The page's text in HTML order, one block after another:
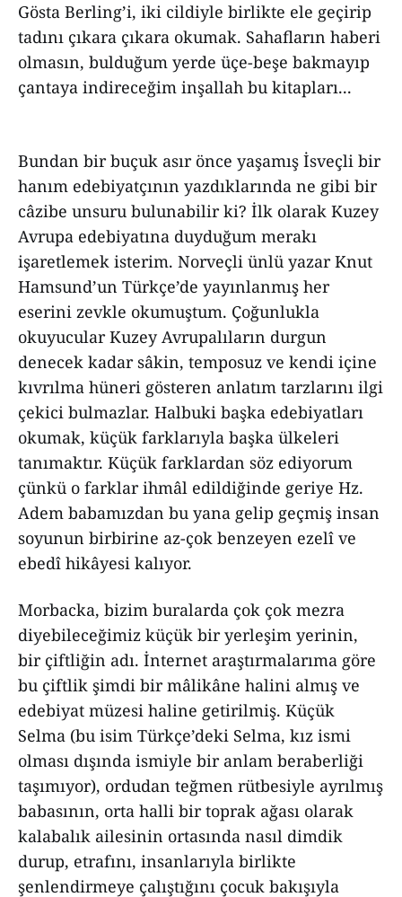
Gösta Berling’i, iki cildiyle birlikte ele geçirip
tadını çıkara çıkara okumak. Sahafların haberi
olmasın, bulduğum yerde üçe-beşe bakmayıp
çantaya indireceğim inşallah bu kitapları...
Bundan bir buçuk asır önce yaşamış İsveçli bir
hanım edebiyatçının yazdıklarında ne gibi bir
câzibe unsuru bulunabilir ki? İlk olarak Kuzey
Avrupa edebiyatına duyduğum merakı
işaretlemek isterim. Norveçli ünlü yazar Knut
Hamsund’un Türkçe’de yayınlanmış her
eserini zevkle okumuştum. Çoğunlukla
okuyucular Kuzey Avrupalıların durgun
denecek kadar sâkin, temposuz ve kendi içine
kıvrılma hüneri gösteren anlatım tarzlarını ilgi
çekici bulmazlar. Halbuki başka edebiyatları
okumak, küçük farklarıyla başka ülkeleri
tanımaktır. Küçük farklardan söz ediyorum
çünkü o farklar ihmâl edildiğinde geriye Hz.
Adem babamızdan bu yana gelip geçmiş insan
soyunun birbirine az-çok benzeyen ezelî ve
ebedî hikâyesi kalıyor.
Morbacka, bizim buralarda çok çok mezra
diyebileceğimiz küçük bir yerleşim yerinin,
bir çiftliğin adı. İnternet araştırmalarıma göre
bu çiftlik şimdi bir mâlikâne halini almış ve
edebiyat müzesi haline getirilmiş. Küçük
Selma (bu isim Türkçe’deki Selma, kız ismi
olması dışında ismiyle bir anlam beraberliği
taşımıyor), ordudan teğmen rütbesiyle ayrılmış
babasının, orta halli bir toprak ağası olarak
kalabalık ailesinin ortasında nasıl dimdik
durup, etrafını, insanlarıyla birlikte
şenlendirmeye çalıştığını çocuk bakışıyla